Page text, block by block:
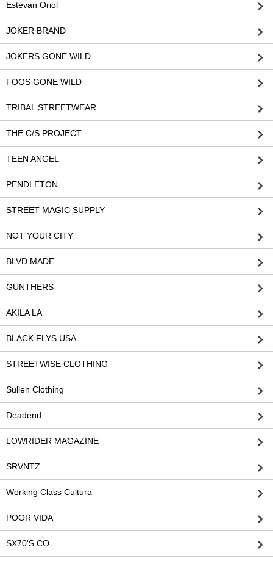
Estevan Oriol
JOKER BRAND
JOKERS GONE WILD
FOOS GONE WILD
TRIBAL STREETWEAR
THE C/S PROJECT
TEEN ANGEL
PENDLETON
STREET MAGIC SUPPLY
NOT YOUR CITY
BLVD MADE
GUNTHERS
AKILA LA
BLACK FLYS USA
STREETWISE CLOTHING
Sullen Clothing
Deadend
LOWRIDER MAGAZINE
SRVNTZ
Working Class Cultura
POOR VIDA
SX70'S CO.